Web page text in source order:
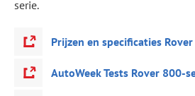
serie.
Prijzen en specificaties
AutoWeek Tests Rover 800-